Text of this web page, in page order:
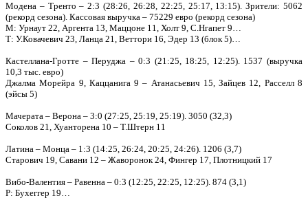
Модена – Тренто – 2:3 (28:26, 26:28, 22:25, 25:17, 13:15). Зрители: 5062
(рекорд сезона). Кассовая выручка – 75229 евро (рекорд сезона)
М: Урнаут 22, Аргента 13, Маццоне 11, Холт 9, С.Нгапет 9…
Т: У.Ковачевич 23, Ланца 21, Веттори 16, Эдер 13 (блок 5)…
Кастеллана-Гротте – Перуджа – 0:3 (21:25, 18:25, 12:25). 1537 (выручка
10,3 тыс. евро)
Джалма Морейра 9, Каццанига 9 – Атанасьевич 15, Зайцев 12, Расселл 8
(эйсы 5)
Мачерата – Верона – 3:0 (27:25, 25:19, 25:19). 3050 (32,3)
Соколов 21, Хуанторена 10 – Т.Штерн 11
Латина – Монца – 1:3 (14:25, 26:24, 20:25, 24:26). 1206 (3,7)
Старович 19, Савани 12 – Жаворонок 24, Фингер 17, Плотницкий 17
Вибо-Валентия – Равенна – 0:3 (12:25, 22:25, 12:25). 874 (3,1)
Р: Бухеггер 19…